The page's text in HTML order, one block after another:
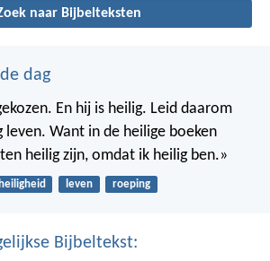
naar Bijbelteksten
dag
En hij is heilig. Leid daarom
leven. Want in de heilige boeken
heilig zijn, omdat ik heilig ben.»
heiligheid leven roeping
Bijbeltekst: